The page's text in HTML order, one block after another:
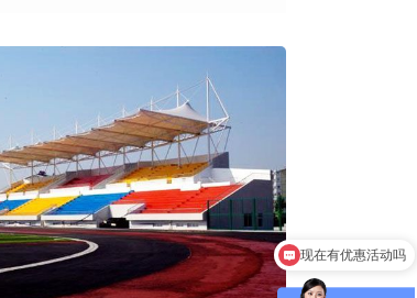
现在有优惠活动吗